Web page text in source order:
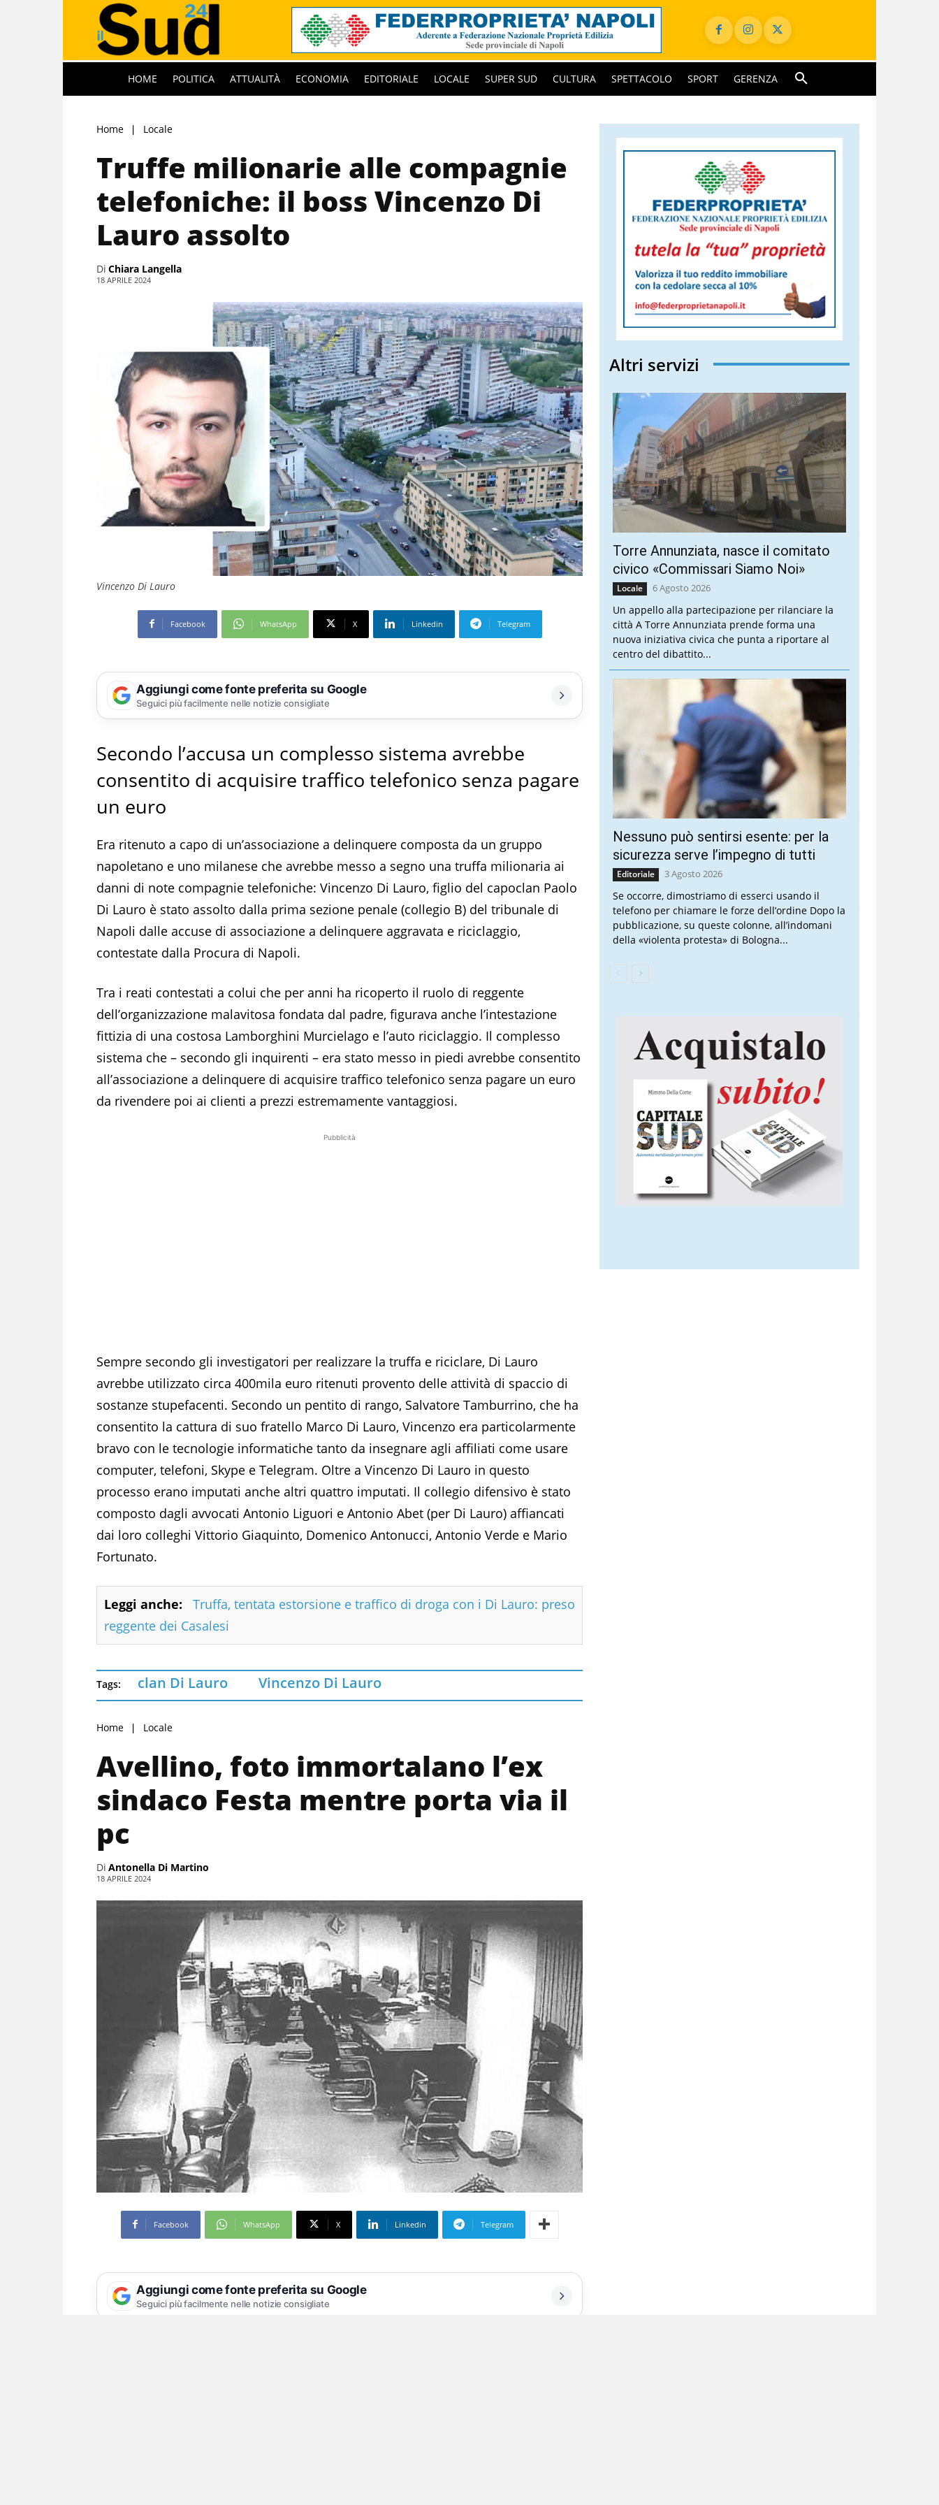
HOME POLITICA ATTUALITÀ ECONOMIA EDITORIALE LOCALE SUPER SUD CULTURA SPETTACOLO SPORT GERENZA
Home Locale
Truffe milionarie alle compagnie
telefoniche: il boss Vincenzo Di
Lauro assolto
Di Chiara Langella
18 APRILE 2024
Vincenzo Di Lauro
Facebook WhatsApp X Linkedin Telegram
Aggiungi come fonte preferita su Google
Seguici più facilmente nelle notizie consigliate
Secondo l’accusa un complesso sistema avrebbe
consentito di acquisire traffico telefonico senza pagare
un euro
Era ritenuto a capo di un’associazione a delinquere composta da un gruppo
napoletano e uno milanese che avrebbe messo a segno una truffa milionaria ai
danni di note compagnie telefoniche: Vincenzo Di Lauro, figlio del capoclan Paolo
Di Lauro è stato assolto dalla prima sezione penale (collegio B) del tribunale di
Napoli dalle accuse di associazione a delinquere aggravata e riciclaggio,
contestate dalla Procura di Napoli.
Tra i reati contestati a colui che per anni ha ricoperto il ruolo di reggente
dell’organizzazione malavitosa fondata dal padre, figurava anche l’intestazione
fittizia di una costosa Lamborghini Murcielago e l’auto riciclaggio. Il complesso
sistema che – secondo gli inquirenti – era stato messo in piedi avrebbe consentito
all’associazione a delinquere di acquisire traffico telefonico senza pagare un euro
da rivendere poi ai clienti a prezzi estremamente vantaggiosi.
Pubblicità
Sempre secondo gli investigatori per realizzare la truffa e riciclare, Di Lauro
avrebbe utilizzato circa 400mila euro ritenuti provento delle attività di spaccio di
sostanze stupefacenti. Secondo un pentito di rango, Salvatore Tamburrino, che ha
consentito la cattura di suo fratello Marco Di Lauro, Vincenzo era particolarmente
bravo con le tecnologie informatiche tanto da insegnare agli affiliati come usare
computer, telefoni, Skype e Telegram. Oltre a Vincenzo Di Lauro in questo
processo erano imputati anche altri quattro imputati. Il collegio difensivo è stato
composto dagli avvocati Antonio Liguori e Antonio Abet (per Di Lauro) affiancati
dai loro colleghi Vittorio Giaquinto, Domenico Antonucci, Antonio Verde e Mario
Fortunato.
Leggi anche:
Truffa, tentata estorsione e traffico di droga con i Di Lauro: preso
reggente dei Casalesi
Tags: clan Di Lauro Vincenzo Di Lauro
Home Locale
Avellino, foto immortalano l’ex
sindaco Festa mentre porta via il
pc
Di Antonella Di Martino
18 APRILE 2024
Facebook WhatsApp X Linkedin Telegram
Aggiungi come fonte preferita su Google
Seguici più facilmente nelle notizie consigliate
Altri servizi
Torre Annunziata, nasce il comitato
civico «Commissari Siamo Noi»
Locale 6 Agosto 2026
Un appello alla partecipazione per rilanciare la
città A Torre Annunziata prende forma una
nuova iniziativa civica che punta a riportare al
centro del dibattito...
Nessuno può sentirsi esente: per la
sicurezza serve l’impegno di tutti
Editoriale 3 Agosto 2026
Se occorre, dimostriamo di esserci usando il
telefono per chiamare le forze dell’ordine Dopo la
pubblicazione, su queste colonne, all’indomani
della «violenta protesta» di Bologna...